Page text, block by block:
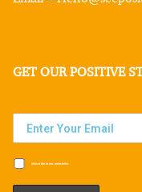
GET OUR POSITIVE
Subscribe to our newsletter